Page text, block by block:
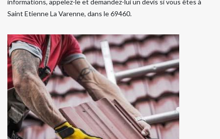
informations, appelez-le et demandez-lui un devis si vous êtes à
Saint Etienne La Varenne, dans le 69460.